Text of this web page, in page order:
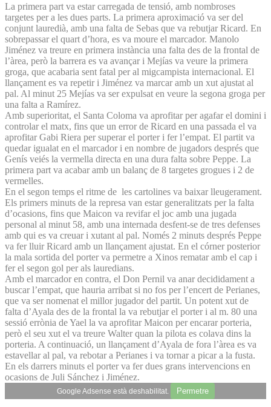
La primera part va estar carregada de tensió, amb nombroses
targetes per a les dues parts. La primera aproximació va ser del
conjunt lauredià, amb una falta de Sebas que va rebutjar Ricard. En
sobrepassar el quart d’hora, es va moure el marcador. Manolo
Jiménez va treure en primera instància una falta des de la frontal de
l’àrea, però la barrera es va avançar i Mejías va veure la primera
groga, que acabaria sent fatal per al migcampista internacional. El
llançament es va repetir i Jiménez va marcar amb un xut ajustat al
pal. Al minut 25 Mejías va ser expulsat en veure la segona groga per
una falta a Ramírez.
Amb superioritat, el Santa Coloma va aprofitar per agafar el domini i
controlar el matx, fins que un error de Ricard en una passada el va
aprofitar Gabi Riera per superar el porter i fer l’empat. El partit va
quedar igualat en el marcador i en nombre de jugadors després que
Genís veiés la vermella directa en una dura falta sobre Peppe. La
primera part va acabar amb un balanç de 8 targetes grogues i 2 de
vermelles.
En el segon temps el ritme de les cartolines va baixar lleugerament.
Els primers minuts de la represa van estar generalitzats per la falta
d’ocasions, fins que Maicon va revifar el joc amb una jugada
personal al minut 58, amb una internada desfent-se de tres defenses
amb qui es va creuar i xutant al pal. Només 2 minuts després Peppe
va fer lluir Ricard amb un llançament ajustat. En el córner posterior
la mala sortida del porter va permetre a Xinos rematar amb el cap i
fer el segon gol per als lauredians.
Amb el marcador en contra, el Don Pernil va anar decididament a
buscar l’empat, que hauria arribat si no fos per l’encert de Perianes,
que va ser nomenat el millor jugador del partit. Un potent xut de
falta d’Ayala des de la frontal la va rebutjar el porter i al m. 80 una
sessió errònia de Yael la va aprofitar Maicon per encarar porteria,
però el seu xut el va treure Walter quan la pilota es colava dins la
porteria. A continuació, un llançament d’Ayala de fora l’àrea es va
estavellar al pal, va rebotar a Perianes i va tornar a picar a la fusta.
En els darrers minuts el porter va fer dues grans intervencions en
ocasions de Juli Sánchez i Jiménez.
Google Adsense està deshabilitat. Permetre